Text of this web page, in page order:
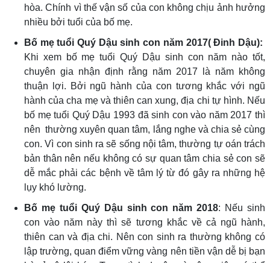
hòa. Chính vì thế vận số của con không chịu ảnh hưởng
nhiều bởi tuổi của bố mẹ.
Bố mẹ tuổi Quý Dậu sinh con năm 2017( Đinh Dậu):
Khi xem bố mẹ tuổi Quý Dậu sinh con năm nào tốt,
chuyên gia nhận định rằng năm 2017 là năm không
thuận lợi. Bởi ngũ hành của con tương khắc với ngũ
hành của cha mẹ và thiên can xung, địa chi tự hình. Nếu
bố mẹ tuổi Quý Dậu 1993 đã sinh con vào năm 2017 thì
nên thường xuyên quan tâm, lắng nghe và chia sẻ cùng
con. Vì con sinh ra sẽ sống nội tâm, thường tự oán trách
bản thân nên nếu không có sự quan tâm chia sẻ con sẽ
dễ mắc phải các bệnh về tâm lý từ đó gây ra những hệ
lụy khó lường.
Bố mẹ tuổi Quý Dậu sinh con năm 2018: Nếu sinh
con vào năm này thì sẽ tương khắc về cả ngũ hành,
thiên can và địa chi. Nên con sinh ra thường không có
lập trường, quan điểm vững vàng nên tiền vận dễ bị bạn